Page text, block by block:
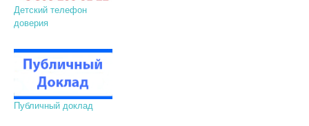
Детский телефон
доверия
Публичный доклад